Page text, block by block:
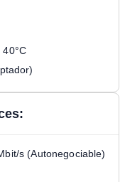
40°C
s (Autonegociable)